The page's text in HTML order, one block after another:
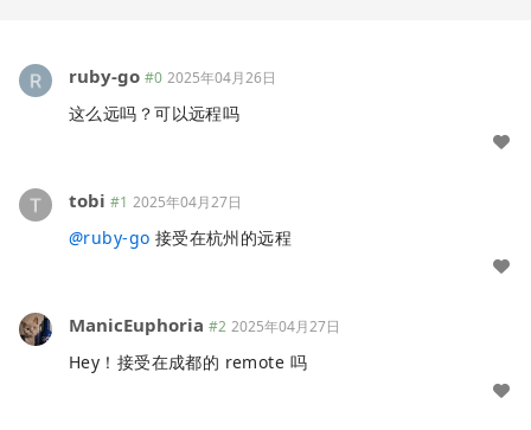
ruby-go #0 2025年04月26日
这么远吗？可以远程吗
tobi #1 2025年04月27日
@ruby-go 接受在杭州的远程
ManicEuphoria #2 2025年04月27日
Hey！接受在成都的 remote 吗